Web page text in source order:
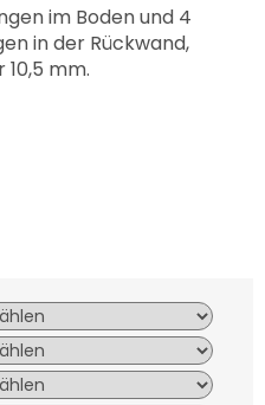
im Boden und 4
in der Rückwand,
mm.